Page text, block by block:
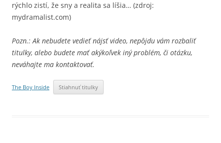
rýchlo zistí, že sny a realita sa líšia… (zdroj:
mydramalist.com)
Pozn.: Ak nebudete vedieť nájsť video, nepôjdu vám rozbaliť
titulky, alebo budete mať akýkoľvek iný problém, či otázku,
neváhajte ma kontaktovať.
The Boy Inside Stiahnuť titulky